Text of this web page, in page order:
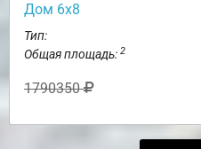
Дом 6х8
Тип:
Общая площадь: 2
1790350